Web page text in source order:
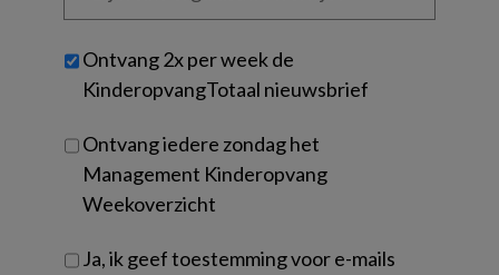
je?
Untitled
Ontvang 2x per week de
KinderopvangTotaal nieuwsbrief
Ontvang iedere zondag het
Management Kinderopvang
Weekoverzicht
Ja, ik geef toestemming voor e-mails